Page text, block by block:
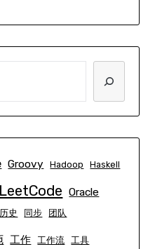
Groovy Hadoop Haskell
LeetCode Oracle
历史 同步 团队
工作 工作流 工具